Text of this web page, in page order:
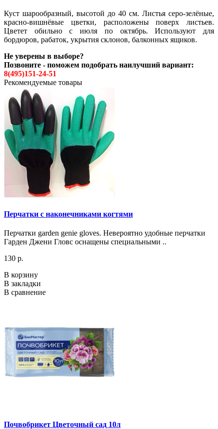
Куст шарообразный, высотой до 40 см. Листья серо-зелёные,
красно-вишнёвые цветки, расположены поверх листьев.
Цветет обильно с июля по октябрь. Используют для
бордюров, рабаток, укрытия склонов, балконных ящиков.
Не уверены в выборе?
Позвоните - поможем подобрать наилучший вариант:
8(495)151-24-51
Рекомендуемые товары
Перчатки с наконечниками когтями
Перчатки garden genie gloves. Невероятно удобные перчатки
Гарден Джени Гловс оснащены специальными ..
130 р.
В корзину
В закладки
В сравнение
Почвобрикет Цветочный сад 10л